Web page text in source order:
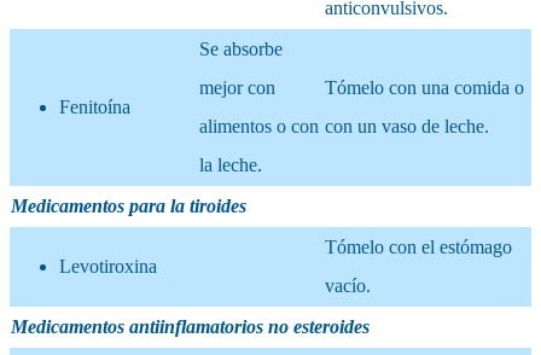
anticonvulsivos.
Fenitoína
Se absorbe
mejor con
alimentos o con
la leche.
Tómelo con una comida o
con un vaso de leche.
Medicamentos para la tiroides
Levotiroxina
Tómelo con el estómago
vacío.
Medicamentos antiinflamatorios no esteroides